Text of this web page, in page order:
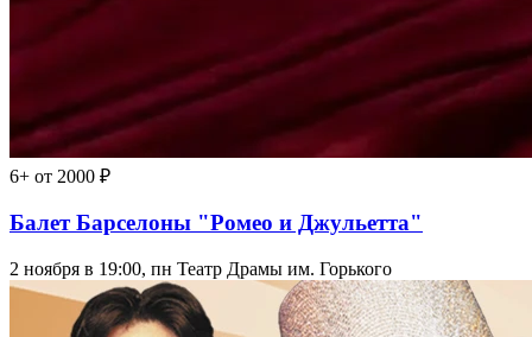
6+ от 2000 ₽
Балет Барселоны "Ромео и Джульетта"
2 ноября в 19:00, пн Театр Драмы им. Горького